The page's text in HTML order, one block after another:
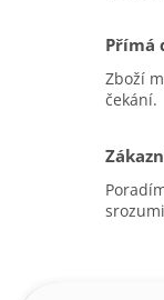
Přímá
Zboží
čekání.